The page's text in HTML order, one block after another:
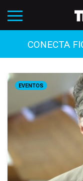
CONECTA
EVENTOS